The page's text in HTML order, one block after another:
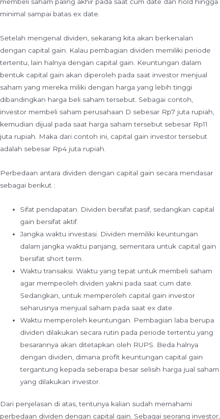
minimal sampai batas ex date.
Setelah mengenal dividen, sekarang kita akan berkenalan
dengan capital gain. Kalau pembagian dividen memiliki periode
tertentu, lain halnya dengan capital gain. Keuntungan dalam
bentuk capital gain akan diperoleh pada saat investor menjual
saham yang mereka miliki dengan harga yang lebih tinggi
dibandingkan harga beli saham tersebut. Sebagai contoh,
investor membeli saham perusahaan D sebesar Rp7 juta rupiah,
kemudian dijual pada saat harga saham tersebut sebesar Rp11
juta rupiah. Maka dari contoh ini, capital gain investor tersebut
adalah sebesar Rp4 juta rupiah.
Perbedaan antara dividen dengan capital gain secara mendasar
sebagai berikut :
Sifat pendapatan. Dividen bersifat pasif, sedangkan capital
gain bersifat aktif.
Jangka waktu investasi. Dividen memiliki keuntungan
dalam jangka waktu panjang, sementara untuk capital gain
bersifat short term.
Waktu transaksi. Waktu yang tepat untuk membeli saham
agar mempeoleh dividen yakni pada saat cum date.
Sedangkan, untuk memperoleh capital gain investor
seharusnya menjual saham pada saat ex date.
Waktu memperoleh keuntungan. Pembagian laba berupa
dividen dilakukan secara rutin pada periode tertentu yang
besarannya akan ditetapkan oleh RUPS. Beda halnya
dengan dividen, dimana profit keuntungan capital gain
tergantung kepada seberapa besar selisih harga jual saham
yang dilakukan investor.
Dari penjelasan di atas, tentunya kalian sudah memahami
perbedaan dividen dengan capital gain. Sebagai seorang investor,